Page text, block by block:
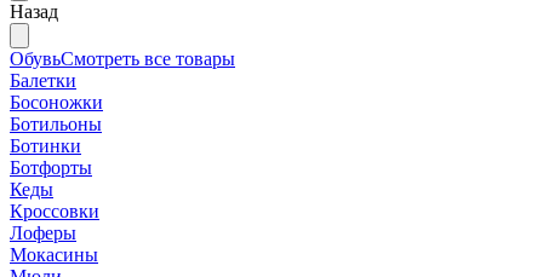
Назад
ОбувьСмотреть все товары
Балетки
Босоножки
Ботильоны
Ботинки
Ботфорты
Кеды
Кроссовки
Лоферы
Мокасины